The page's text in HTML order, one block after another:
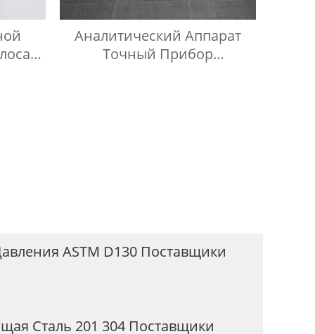
Аналитический Аппарат
Точный Прибор
ASTM D130 Поставщики
Сталь 201 304 Поставщики